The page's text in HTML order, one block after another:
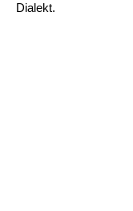
Dialekt.